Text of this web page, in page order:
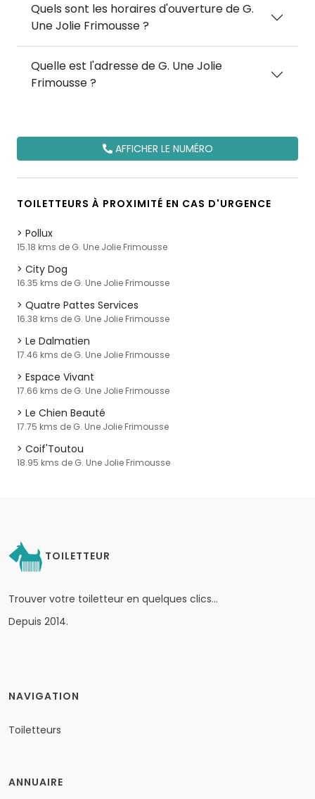
Quels sont les horaires d'ouverture de G.
Une Jolie Frimousse ?
Quelle est l'adresse de G. Une Jolie
Frimousse ?
AFFICHER LE NUMÉRO
TOILETTEURS À PROXIMITÉ EN CAS D'URGENCE
Pollux
15.18 kms de G. Une Jolie Frimousse
City Dog
16.35 kms de G. Une Jolie Frimousse
Quatre Pattes Services
16.38 kms de G. Une Jolie Frimousse
Le Dalmatien
17.46 kms de G. Une Jolie Frimousse
Espace Vivant
17.66 kms de G. Une Jolie Frimousse
Le Chien Beauté
17.75 kms de G. Une Jolie Frimousse
Coif'Toutou
18.95 kms de G. Une Jolie Frimousse
TOILETTEUR
Trouver votre toiletteur en quelques clics…
Depuis 2014.
NAVIGATION
Toiletteurs
ANNUAIRE